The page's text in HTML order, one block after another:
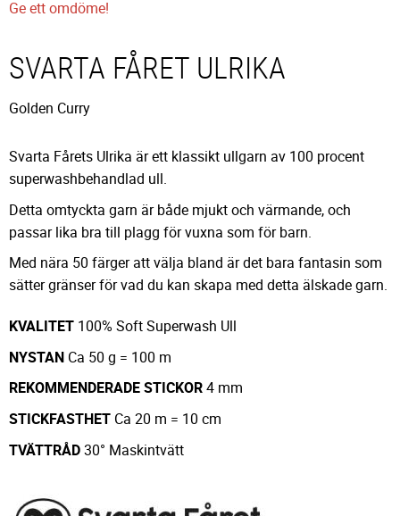
Ge ett omdöme!
SVARTA FÅRET ULRIKA
Golden Curry
Svarta Fårets Ulrika är ett klassikt ullgarn av 100 procent
superwashbehandlad ull.
Detta omtyckta garn är både mjukt och värmande, och
passar lika bra till plagg för vuxna som för barn.
Med nära 50 färger att välja bland är det bara fantasin som
sätter gränser för vad du kan skapa med detta älskade garn.
KVALITET 100% Soft Superwash Ull
NYSTAN Ca 50 g = 100 m
REKOMMENDERADESTICKOR4 mm
STICKFASTHET Ca 20 m = 10 cm
TVÄTTRÅD30° Maskintvätt